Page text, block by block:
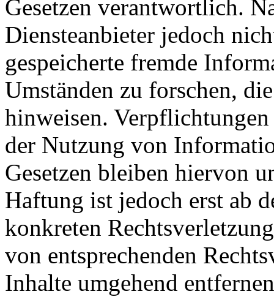
Gesetzen verantwortlich.
Diensteanbieter jedoch
gespeicherte fremde
Umständen zu forschen,
hinweisen.
der Nutzung von
Gesetzen bleiben hiervon
Haftung ist jedoch erst ab
konkreten
von entsprechenden
Inhalte umgehend